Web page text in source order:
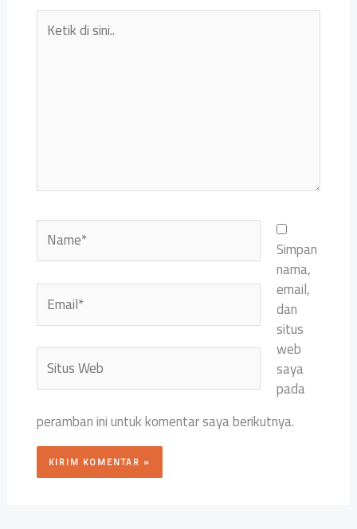
Ketik
Name*
Email*
Situs
Web
Simpan
nama,
email,
dan
situs
web
saya
pada
peramban ini untuk komentar saya berikutnya.